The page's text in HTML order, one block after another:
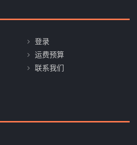
登录
运费预算
联系我们